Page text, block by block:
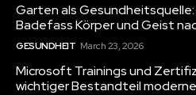
Garten als
Badefass Körper und Geist
GESUNDHEIT March 23, 2026
Microsoft Trainings und
wichtiger Bestandteil